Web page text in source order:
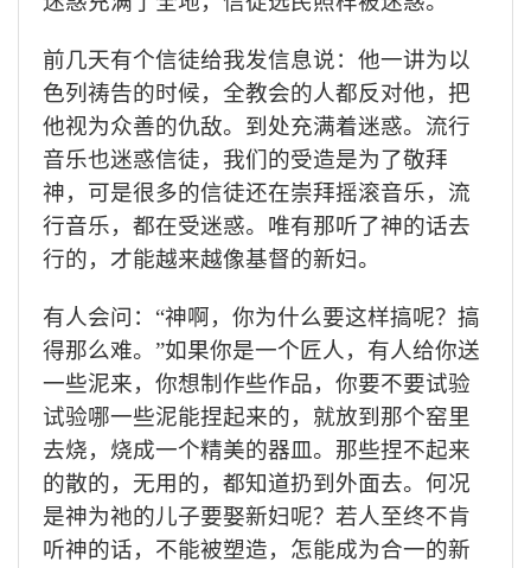
前几天有个信徒给我发信息说：他一讲为以
色列祷告的时候，全教会的人都反对他，把
他视为众善的仇敌。到处充满着迷惑。流行
音乐也迷惑信徒，我们的受造是为了敬拜
神，可是很多的信徒还在崇拜摇滚音乐，流
行音乐，都在受迷惑。唯有那听了神的话去
行的，才能越来越像基督的新妇。
有人会问：“神啊，你为什么要这样搞呢？搞
得那么难。”如果你是一个匠人，有人给你送
一些泥来，你想制作些作品，你要不要试验
试验哪一些泥能捏起来的，就放到那个窑里
去烧，烧成一个精美的器皿。那些捏不起来
的散的，无用的，都知道扔到外面去。何况
是神为祂的儿子要娶新妇呢？若人至终不肯
听神的话，不能被塑造，怎能成为合一的新